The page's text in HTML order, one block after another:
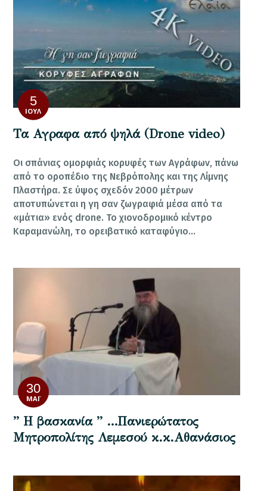
5
ΙΟΎΛ
Τα Αγραφα από ψηλά (Drone video)
Οι σπάνιας ομορφιάς κορυφές των Αγράφων, πάνω
από το οροπέδιο της Νεβρόπολης και της Λίμνης
Πλαστήρα. Σε ύψος σχεδόν 2000 μέτρων
αποτυπώνεται η γη σαν ζωγραφιά μέσα από τα
«μάτια» ενός drone. To χιονοδρομικό κέντρο
Καραμανώλη, το ορειβατικό καταφύγιο…
30
ΜΆΙ
” Η βασκανία ” …Πανιερώτατος
Μητροπολίτης Λεμεσού κ.κ.Αθανάσιος